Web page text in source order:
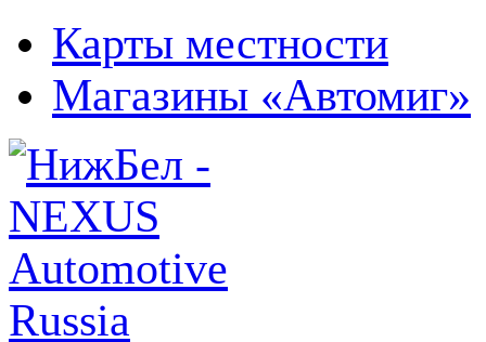
Карты местности
Магазины «Автомиг»